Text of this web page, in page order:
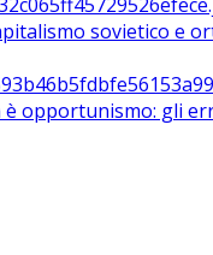
sovietico e
opportunismo: gli